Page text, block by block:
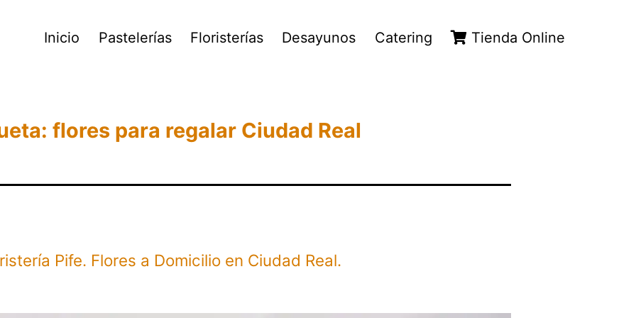
Inicio Pastelerías Floristerías Desayunos Catering Tienda Online
flores para regalar Ciudad Real
Pife. Flores a Domicilio en Ciudad Real.